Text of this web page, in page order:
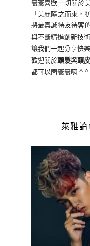
寰寰喜歡一切關於
「美麗隨之而來，
將最真誠待友待客
與不斷精進創新技
讓我們一起分享快
歡迎關於頭髮與頭
都可以問寰寰唷 ^ ^
萊雅